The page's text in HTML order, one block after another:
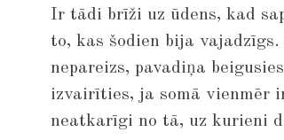
Ir tādi brīži uz ūdens, kad
to, kas šodien bija
nepareizs, pavadiņa
izvairīties, ja somā vienmēr
neatkarīgi no tā, uz kurieni